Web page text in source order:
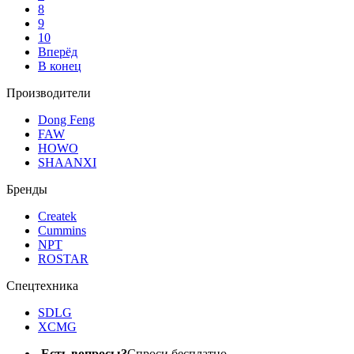
8
9
10
Вперёд
В конец
Производители
Dong Feng
FAW
HOWO
SHAANXI
Бренды
Createk
Cummins
NPT
ROSTAR
Спецтехника
SDLG
XCMG